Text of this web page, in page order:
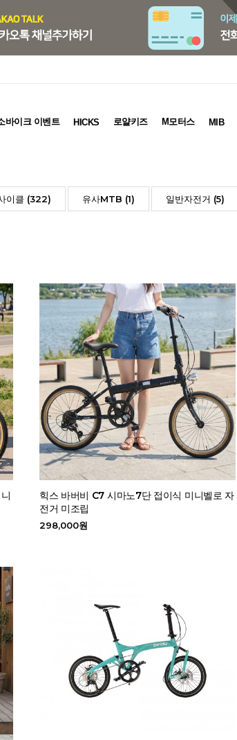
바이크 이벤트 HICKS 로얄키즈 M모터스 MIB
이클 (322) 유사MTB (1) 일반자전거 (5)
힉스 바버비 C7 시마노7단 접이식 미니벨로 자
전거 미조립
298,000원